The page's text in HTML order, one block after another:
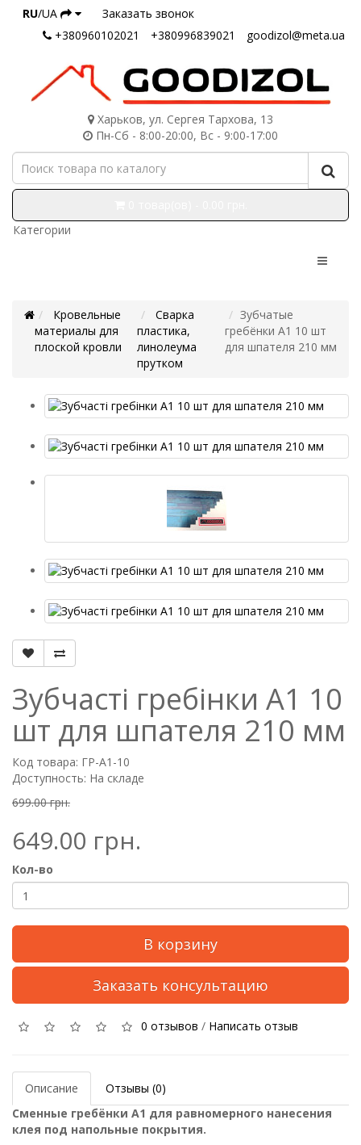
RU/UA
Заказать звонок
+380960102021
+380996839021 goodizol@meta.ua
Харьков, ул. Сергея Тархова, 13
Пн-Сб - 8:00-20:00, Вс - 9:00-17:00
Категории
Кровельные
материалы для
плоской кровли
Сварка
пластика,
линолеума
прутком
Зубчатые
гребёнки A1 10 шт
для шпателя 210 мм
Зубчасті гребінки A1 10
шт для шпателя 210 мм
Код товара: ГР-A1-10
Доступность: На складе
699.00 грн.
649.00 грн.
Кол-во
В корзину
Заказать консультацию
0 отзывов / Написать отзыв
Описание
Отзывы (0)
Сменные гребёнки A1 для равномерного нанесения
клея под напольные покрытия.